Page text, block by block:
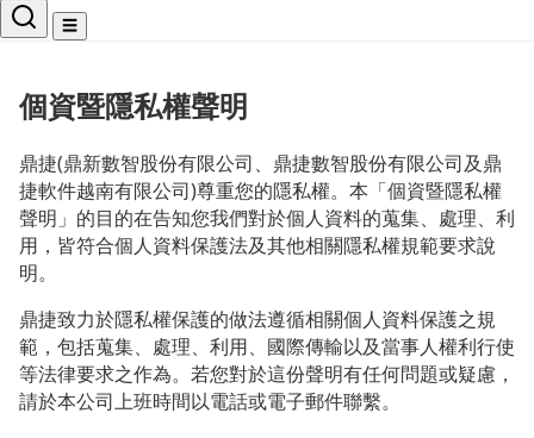
☰
個資暨隱私權聲明
鼎捷(鼎新數智股份有限公司、鼎捷數智股份有限公司及鼎
捷軟件越南有限公司)尊重您的隱私權。本「個資暨隱私權
聲明」的目的在告知您我們對於個人資料的蒐集、處理、利
用，皆符合個人資料保護法及其他相關隱私權規範要求說
明。
鼎捷致力於隱私權保護的做法遵循相關個人資料保護之規
範，包括蒐集、處理、利用、國際傳輸以及當事人權利行使
等法律要求之作為。若您對於這份聲明有任何問題或疑慮，
請於本公司上班時間以電話或電子郵件聯繫。